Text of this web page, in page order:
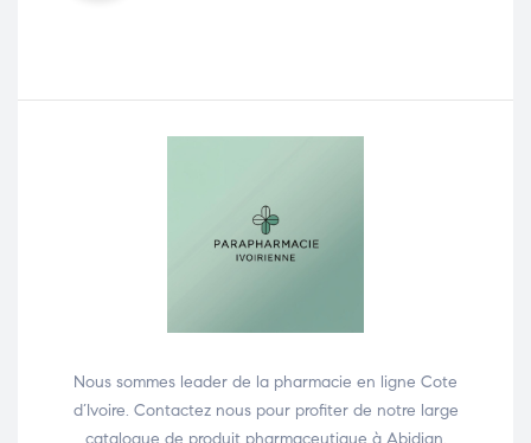
Nous sommes leader de la pharmacie en ligne Cote
d’Ivoire. Contactez nous pour profiter de notre large
catalogue de produit pharmaceutique à Abidjan.